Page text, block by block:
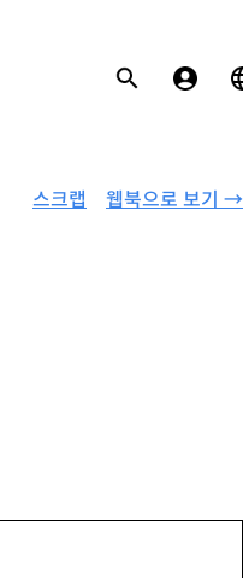
웹북으로 보기 →
스크랩